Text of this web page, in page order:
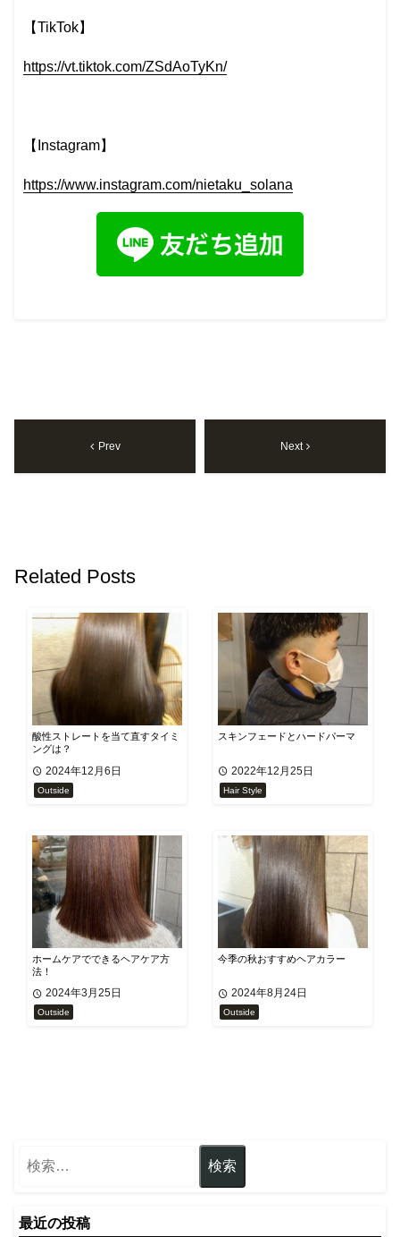
【TikTok】
https://vt.tiktok.com/ZSdAoTyKn/
【Instagram】
https://www.instagram.com/nietaku_solana
Prev Next
Related Posts
酸性ストレートを当て直すタイミ
ングは？
2024年12月6日
Outside
スキンフェードとハードパーマ
2022年12月25日
Hair Style
ホームケアでできるヘアケア方
法！
2024年3月25日
Outside
今季の秋おすすめヘアカラー
2024年8月24日
Outside
最近の投稿